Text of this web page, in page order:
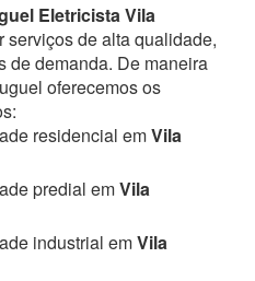
Eletricista Vila
serviços de alta qualidade,
de demanda. De maneira
oferecemos os
residencial emVila
predial emVila
industrial emVila